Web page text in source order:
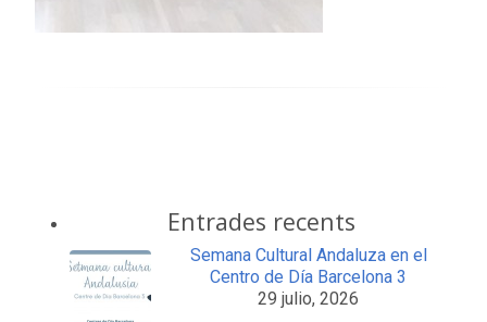
Entrades recents
Semana Cultural Andaluza en el
Centro de Día Barcelona 3
29 julio, 2026